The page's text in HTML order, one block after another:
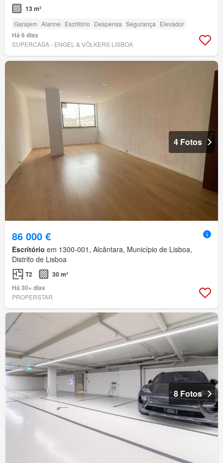
13 m²
Garajem Alarme Escritório Despensa Segurança Elevador
Há 6 dias
SUPERCASA - ENGEL & VÖLKERS LISBOA
4 Fotos
86 000 €
Escritório em 1300-001, Alcântara, Município de Lisboa,
Distrito de Lisboa
T2
30 m²
Há 30+ dias
PROPERSTAR
8 Fotos